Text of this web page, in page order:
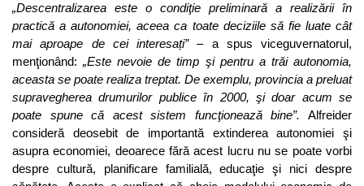
„Descentralizarea este o condiţie preliminară a realizării în
practică a autonomiei, aceea ca toate deciziile să fie luate cât
mai aproape de cei interesați”– a spus viceguvernatorul,
menţionând:„Este nevoie de timp şi pentru a trăi autonomia,
aceasta se poate realiza treptat. De exemplu, provincia a preluat
supravegherea drumurilor publice în 2000, şi doar acum se
poate spune că acest sistem funcţionează bine”. Alfreider
consideră deosebit de importantă extinderea autonomiei şi
asupra economiei, deoarece fără acest lucru nu se poate vorbi
despre cultură, planificare familială, educaţie şi nici despre